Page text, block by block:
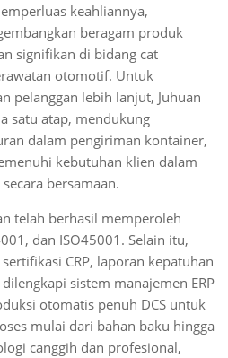
keahliannya,
beragam produk
signifikan di bidang cat
otomotif. Untuk
pelanggan lebih lanjut, Juhuan
satu atap, mendukung
dalam pengiriman kontainer,
kebutuhan klien dalam
bersamaan.
telah berhasil memperoleh
dan ISO45001. Selain itu,
CRP, laporan kepatuhan
dilengkapi sistem manajemen ERP
otomatis penuh DCS untuk
mulai dari bahan baku hingga
canggih dan profesional,